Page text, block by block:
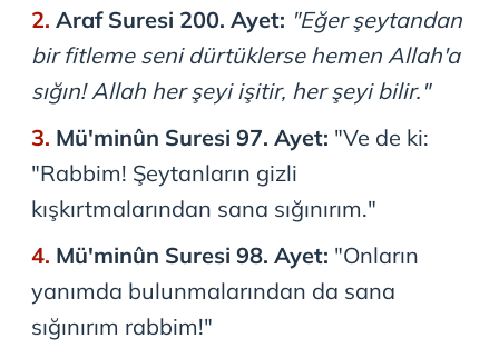
sınırlı olarak açık rızanız dahilinde kullanılacaktır.
Çerezlere ilişkin tercihlerinizi aşağıda yer alan panel
vasıtasıyla belirleyebilirsiniz. Çerezlere ilişkin detaylı bilgi
Metnimiziziyaret edebilirsiniz.
6698 sayılı Kişisel Verilerin Korunması Kanunu uyarınca
ilgili mevzuata uygun olarak kullanılan çerezlerle ilgili bilgi
almak için lütfen
tıklayınız .
Araf Suresi 200. Ayet: "Eğer şeytandan
bir fitleme seni dürtüklerse hemen Allah'a
sığın! Allah her şeyi işitir, her şeyi bilir."
Mü'minûn Suresi 97. Ayet: "Ve de ki:
"Rabbim! Şeytanların gizli
kışkırtmalarından sana sığınırım."
Mü'minûn Suresi 98. Ayet: "Onların
yanımda bulunmalarından da sana
sığınırım rabbim!"